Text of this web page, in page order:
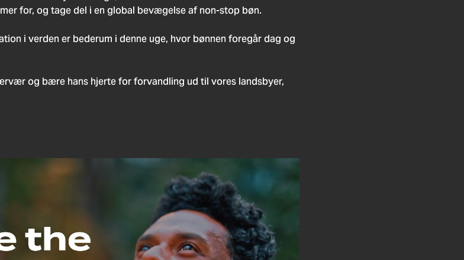
for, og tage del i en global bevægelse af non-stop bøn.
i verden er bederum i denne uge, hvor bønnen foregår dag og
og bære hans hjerte for forvandling ud til vores landsbyer,